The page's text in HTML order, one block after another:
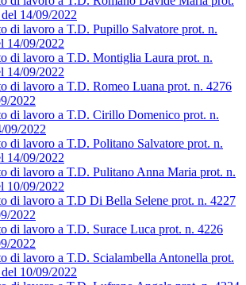
14/09/2022
di lavoro a T.D. Pupillo Salvatore prot. n.
14/09/2022
di lavoro a T.D. Montiglia Laura prot. n.
14/09/2022
di lavoro a T.D. Romeo Luana prot. n. 4276
2022
di lavoro a T.D. Cirillo Domenico prot. n.
09/2022
di lavoro a T.D. Politano Salvatore prot. n.
14/09/2022
di lavoro a T.D. Pulitano Anna Maria prot. n.
10/09/2022
di lavoro a T.D Di Bella Selene prot. n. 4227
2022
di lavoro a T.D. Surace Luca prot. n. 4226
2022
di lavoro a T.D. Scialambella Antonella prot.
10/09/2022